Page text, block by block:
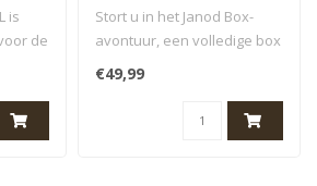
is
de
Stort u in het Janod Box-
avontuur, een volledige box
bestaande uit 4 speeltjes d..
€49,99